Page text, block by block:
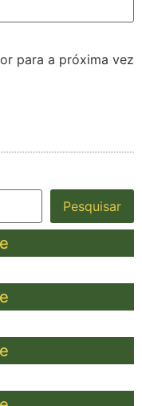
para a próxima vez
Pesquisar